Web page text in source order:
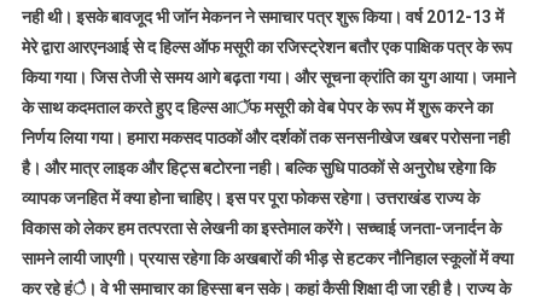
नही थी। इसके बावजूद भी जाॅन मेकनन ने समाचार पत्र शुरू किया। वर्ष 2012-13 में
मेरे द्वारा आरएनआई से द हिल्स ऑफ मसूरी का रजिस्ट्रेशन बतौर एक पाक्षिक पत्र के रूप
किया गया। जिस तेजी से समय आगे बढ़ता गया। और सूचना क्रांति का युग आया। जमाने
के साथ कदमताल करते हुए द हिल्स आॅफ मसूरी को वेब पेपर के रूप में शुरू करने का
निर्णय लिया गया। हमारा मकसद पाठकों और दर्शकों तक सनसनीखेज खबर परोसना नही
है। और मात्र लाइक और हिट्स बटोरना नही। बल्कि सुधि पाठकों से अनुरोध रहेगा कि
व्यापक जनहित में क्या होना चाहिए। इस पर पूरा फोकस रहेगा। उत्तराखंड राज्य के
विकास को लेकर हम तत्परता से लेखनी का इस्तेमाल करेंगे। सच्चाई जनता-जनार्दन के
सामने लायी जाएगी। प्रयास रहेगा कि अखबारों की भीड़ से हटकर नौनिहाल स्कूलों में क्या
कर रहे हंै। वे भी समाचार का हिस्सा बन सके। कहां कैसी शिक्षा दी जा रही है। राज्य के